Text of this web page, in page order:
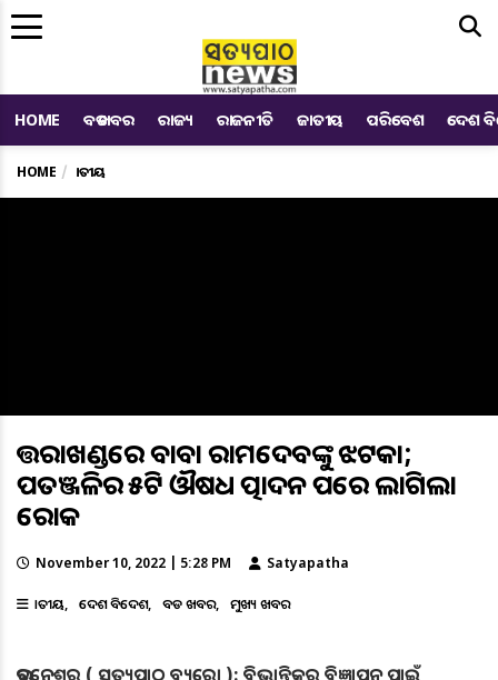
HOME ବଡ ଖବର ରାଜ୍ୟ ରାଜନୀତି ଜାତୀୟ ପରିବେଶ ଦେଶ
HOME ଜାତୀୟ
ଉତ୍ତରାଖଣ୍ଡରେ ବାବା ରାମଦେବଙ୍କୁ ଝଟକା;
ପତଞ୍ଜଳିର ୫ଟି ଔଷଧ ଉତ୍ପାଦନ ଉପରେ ଲାଗିଲା
ରୋକ
November 10, 2022 | 5:28 PM Satyapatha
ଜାତୀୟ ଦେଶ ବିଦେଶ ବଡ ଖବର ମୁଖ୍ୟ ଖବର
ଭୁବନେଶ୍ୱର ( ସତ୍ୟପାଠ ବ୍ୟୁରୋ ): ବିଭ୍ରାନ୍ତିକର ବିଜ୍ଞାପନ ପାଇଁ